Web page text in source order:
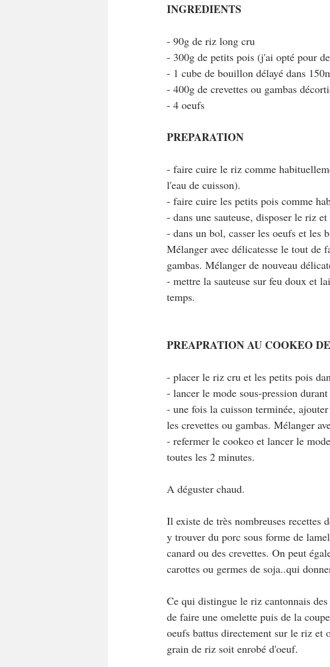
INGREDIENTS
- 90g de riz long cru
- 300g de petits pois (j'ai opté pour
- 1 cube de bouillon délayé dans
- 400g de crevettes ou gambas
- 4 oeufs
PREPARATION
- faire cuire le riz comme
l'eau de cuisson).
- faire cuire les petits pois comme
- dans une sauteuse, disposer le riz
- dans un bol, casser les oeufs et les
Mélanger avec délicatesse le tout de
gambas. Mélanger de nouveau
- mettre la sauteuse sur feu doux et
temps.
PREAPRATION AU COOKEO
- placer le riz cru et les petits pois
- lancer le mode sous-pression
- une fois la cuisson terminée,
les crevettes ou gambas. Mélanger
- refermer le cookeo et lancer le
toutes les 2 minutes.
A déguster chaud.
Il existe de très nombreuses recettes
y trouver du porc sous forme de
canard ou des crevettes. On peut
carottes ou germes de soja..qui
Ce qui distingue le riz cantonnais
de faire une omelette puis de la
oeufs battus directement sur le riz et
grain de riz soit enrobé d'oeuf.